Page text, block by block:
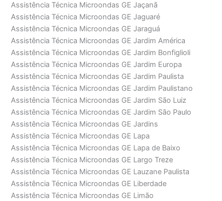
Assistência Técnica Microondas GE Jaçanã
Assistência Técnica Microondas GE Jaguaré
Assistência Técnica Microondas GE Jaraguá
Assistência Técnica Microondas GE Jardim América
Assistência Técnica Microondas GE Jardim Bonfiglioli
Assistência Técnica Microondas GE Jardim Europa
Assistência Técnica Microondas GE Jardim Paulista
Assistência Técnica Microondas GE Jardim Paulistano
Assistência Técnica Microondas GE Jardim São Luiz
Assistência Técnica Microondas GE Jardim São Paulo
Assistência Técnica Microondas GE Jardins
Assistência Técnica Microondas GE Lapa
Assistência Técnica Microondas GE Lapa de Baixo
Assistência Técnica Microondas GE Largo Treze
Assistência Técnica Microondas GE Lauzane Paulista
Assistência Técnica Microondas GE Liberdade
Assistência Técnica Microondas GE Limão